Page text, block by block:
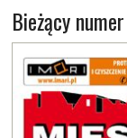
Bieżący numer